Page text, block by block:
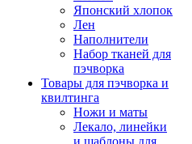
Японский хлопок
Лен
Наполнители
Набор тканей для
пэчворка
Товары для пэчворка и
квилтинга
Ножи и маты
Лекало, линейки
и шаблоны для